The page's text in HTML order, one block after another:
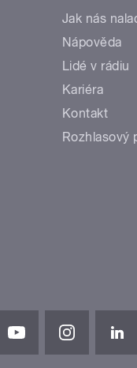
Jak nás
Nápověda
Lidé v rádiu
Kariéra
Kontakt
Rozhlasový